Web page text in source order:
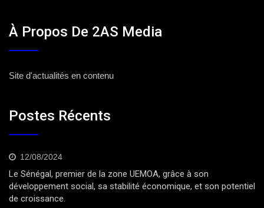
À Propos De 2AS Media
Site d'actualités en contenu
Postes Récents
12/08/2024
Le Sénégal, premier de la zone UEMOA, grâce à son
développement social, sa stabilité économique, et son potentiel
de croissance.